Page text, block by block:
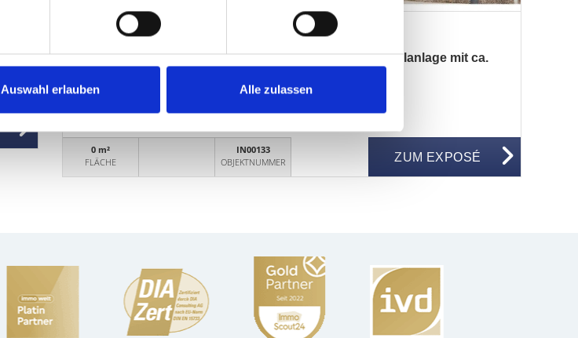
Auswahl erlauben Alle zulassen
München-Lerchenau - Feldmoching-Hasenbergl
VERKAUFT: Top saniertes Mehrfamilienhaus als Kapitalanlage mit ca.
3,6% Kaufpreisrendite
Mehrfamilienhaus
0 m²
FLÄCHE
IN00133
OBJEKTNUMMER
ZUM EXPOSÉ